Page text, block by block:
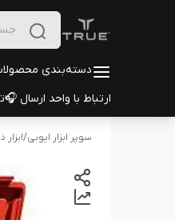
دسته‌بندی
ارتباط با واحد ارسال 🎧
سوپر ابزار ایوبی/